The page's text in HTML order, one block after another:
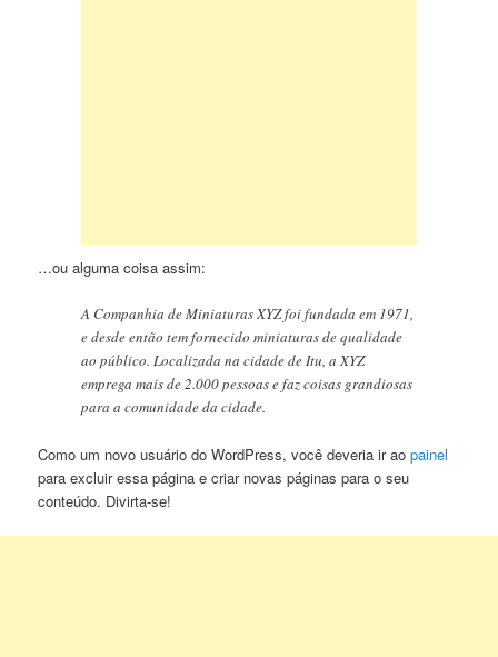
…ou alguma coisa assim:
A Companhia de Miniaturas XYZ foi fundada em 1971,
e desde então tem fornecido miniaturas de qualidade
ao público. Localizada na cidade de Itu, a XYZ
emprega mais de 2.000 pessoas e faz coisas grandiosas
para a comunidade da cidade.
Como um novo usuário do WordPress, você deveria ir aopainel
para excluir essa página e criar novas páginas para o seu
conteúdo. Divirta-se!